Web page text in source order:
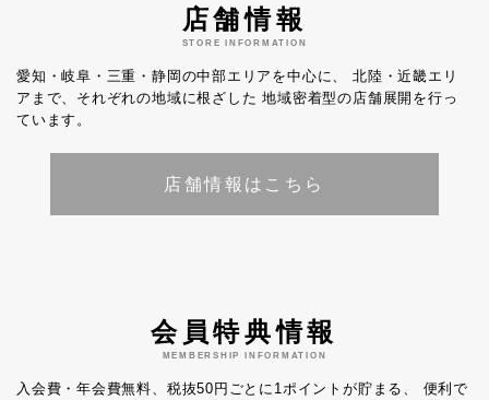
店舗情報
STORE INFORMATION
愛知・岐阜・三重・静岡の中部エリアを中心に、
北陸・近畿エリ
アまで、それぞれの地域に根ざした 地域密着型の店舗展開を行っ
ています。
店舗情報はこちら
会員特典情報
MEMBERSHIP INFORMATION
入会費・年会費無料、税抜50円ごとに1ポイントが貯まる、
便利で